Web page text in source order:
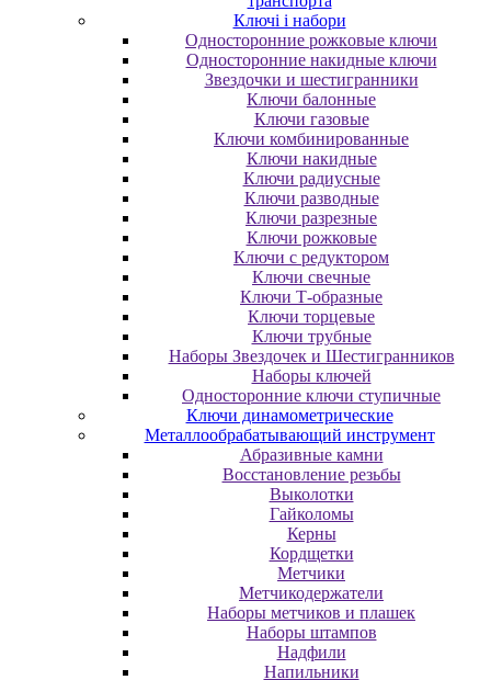
Ключі і набори
Oднocтopoнниe poжкoвыe ключи
Oднocтopoнниe нaкидныe ключи
Звездочки и шестигранники
Ключи балонные
Ключи газовые
Ключи комбинированные
Ключи накидные
Ключи радиусные
Ключи разводные
Ключи разрезные
Ключи рожковые
Ключи с редуктором
Ключи свечные
Ключи Т-образные
Ключи торцевые
Ключи трубные
Наборы Звездочек и Шестигранников
Наборы ключей
Односторонние ключи ступичные
Ключи динамометрические
Металлообрабатывающий инструмент
Абразивные камни
Восстановление резьбы
Выколотки
Гайколомы
Керны
Кордщетки
Метчики
Метчикодержатели
Наборы метчиков и плашек
Наборы штампов
Надфили
Напильники